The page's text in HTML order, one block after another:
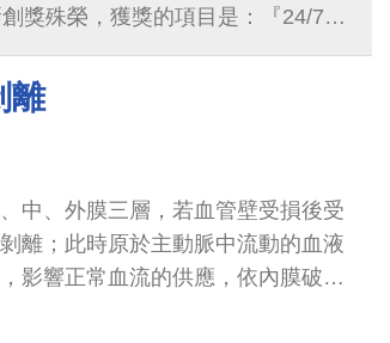
獎殊榮，獲獎的項目是：『24/7急
離
中、外膜三層，若血管壁受損後受
離；此時原於主動脈中流動的血液
影響正常血流的供應，依內膜破口